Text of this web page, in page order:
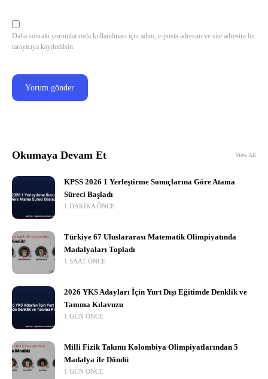
Daha sonraki yorumlarımda kullanılması için adım, e-posta adresim ve site adresim bu
tarayıcıya kaydedilsin.
Okumaya Devam Et View All
KPSS 2026 1 Yerleştirme Sonuçlarına Göre Atama
Süreci Başladı
1 DAKIKA ÖNCE
Türkiye 67 Uluslararası Matematik Olimpiyatında
Madalyaları Topladı
1 SAAT ÖNCE
2026 YKS Adayları İçin Yurt Dışı Eğitimde Denklik ve
Tanıma Kılavuzu
1 GÜN ÖNCE
Milli Fizik Takımı Kolombiya Olimpiyatlarından 5
Madalya ile Döndü
1 GÜN ÖNCE